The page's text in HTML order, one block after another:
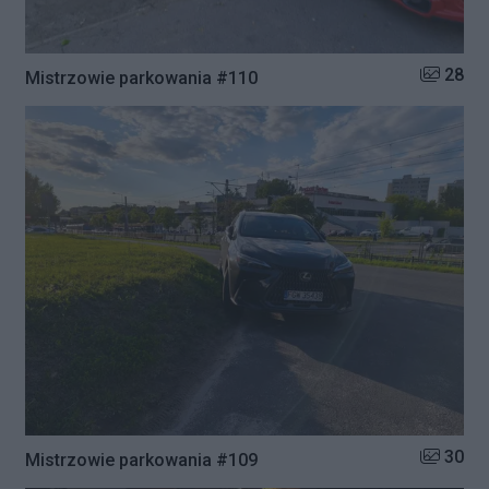
Mistrzowie parkowania #110 Liczba
28
Mistrzowie parkowania #109 Liczba
30